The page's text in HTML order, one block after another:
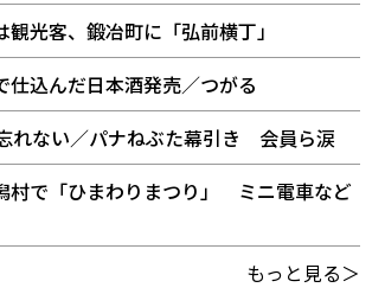
観光客、鍛冶町に「弘前横丁」
仕込んだ日本酒発売／つがる
ない／パナねぶた幕引き 会員ら涙
村で「ひまわりまつり」 ミニ電車など
もっと見る＞